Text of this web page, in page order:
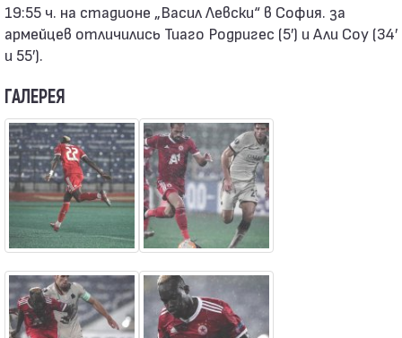
19:55 ч. на стадионе „Васил Левски“ в София. за
армейцев отличились Тиаго Родригес (5′) и Али Соу (34′
и 55′).
ГАЛЕРЕЯ